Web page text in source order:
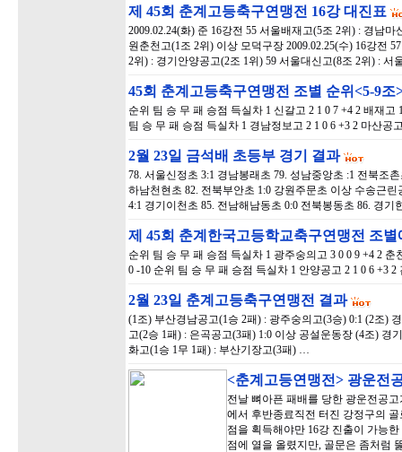
제 45회 춘계고등축구연맹전 16강 대진표
2009.02.24(화) 준 16강전 55 서울배재고(5조 2위) : 경남
원춘천고(1조 2위) 이상 모덕구장 2009.02.25(수) 16강전
2위) : 경기안양공고(2조 1위) 59 서울대신고(8조 2위) : 서
45회 춘계고등축구연맹전 조별 순위<5-9조
순위 팀 승 무 패 승점 득실차 1 신갈고 2 1 0 7 +4 2 배재고
팀 승 무 패 승점 득실차 1 경남정보고 2 1 0 6 +3 2 마산공
2월 23일 금석배 초등부 경기 결과
78. 서울신정초 3:1 경남봉래초 79. 성남중앙초 :1 전북조
하남천현초 82. 전북부안초 1:0 강원주문초 이상 수송근
4:1 경기이천초 85. 전남해남동초 0:0 전북봉동초 86. 경
제 45회 춘계한국고등학교축구연맹전 조
순위 팀 승 무 패 승점 득실차 1 광주숭의고 3 0 0 9 +4 2 춘
0 -10 순위 팀 승 무 패 승점 득실차 1 안양공고 2 1 0 6 +3
2월 23일 춘계고등축구연맹전 결과
(1조) 부산경남공고(1승 2패) : 광주숭의고(3승) 0:1 (2조)
고(2승 1패) : 은곡공고(3패) 1:0 이상 공설운동장 (4조) 경
화고(1승 1무 1패) : 부산기장고(3패) …
<춘계고등연맹전> 광운전
전날 뼈아픈 패배를 당한 광운전공
에서 후반종료직전 터진 강정구의
점을 획득해야만 16강 진출이 가능
점에 열을 올렸지만, 골문은 좀처럼